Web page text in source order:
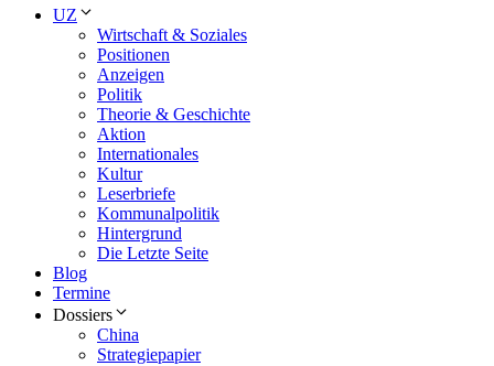
UZ
Wirtschaft & Soziales
Positionen
Anzeigen
Politik
Theorie & Geschichte
Aktion
Internationales
Kultur
Leserbriefe
Kommunalpolitik
Hintergrund
Die Letzte Seite
Blog
Termine
Dossiers
China
Strategiepapier